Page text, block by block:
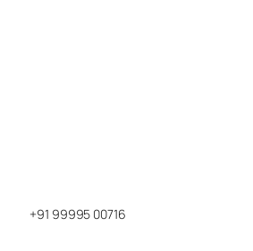
+91 99995 00716